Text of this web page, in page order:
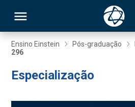
Ensino Einstein Pós-graduação
296
Especialização